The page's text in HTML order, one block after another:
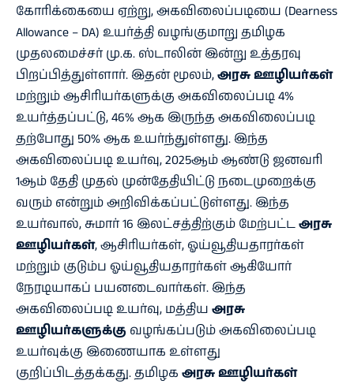
கோரிக்கையை ஏற்று, அகவிலைப்படியை (Dearness
Allowance – DA) உயர்த்தி வழங்குமாறு தமிழக
முதலமைச்சர் மு.க. ஸ்டாலின் இன்று உத்தரவு
பிறப்பித்துள்ளார். இதன் மூலம்,அரசு ஊழியர்கள்
மற்றும் ஆசிரியர்களுக்கு அகவிலைப்படி 4%
உயர்த்தப்பட்டு, 46% ஆக இருந்த அகவிலைப்படி
தற்போது 50% ஆக உயர்ந்துள்ளது. இந்த
அகவிலைப்படி உயர்வு, 2025ஆம் ஆண்டு ஜனவரி
1ஆம் தேதி முதல் முன்தேதியிட்டு நடைமுறைக்கு
வரும் என்றும் அறிவிக்கப்பட்டுள்ளது. இந்த
உயர்வால், சுமார் 16 இலட்சத்திற்கும் மேற்பட்டஅரசு
ஊழியர்கள், ஆசிரியர்கள், ஓய்வூதியதாரர்கள்
மற்றும் குடும்ப ஓய்வூதியதாரர்கள் ஆகியோர்
நேரடியாகப் பயனடைவார்கள். இந்த
அகவிலைப்படி உயர்வு, மத்திய அரசு
ஊழியர்களுக்கு வழங்கப்படும் அகவிலைப்படி
உயர்வுக்கு இணையாக உள்ளது
குறிப்பிடத்தக்கது. தமிழக அரசு ஊழியர்கள்